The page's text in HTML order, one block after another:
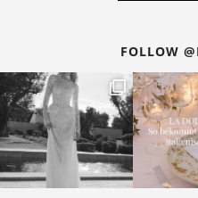
Location, über das Braut-
Ons verzaubert der Tag
Gerade Lisa zeigt eine
Brautkleides, die wie
vor allem wunderbar
fröhliche, unbefangene